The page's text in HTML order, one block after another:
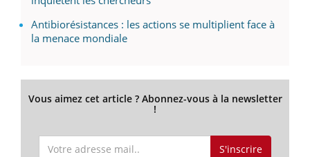
Antibiorésistances : les actions se multiplient face à
la menace mondiale
Vous aimez cet article ? Abonnez-vous à la newsletter
!
S'inscrire